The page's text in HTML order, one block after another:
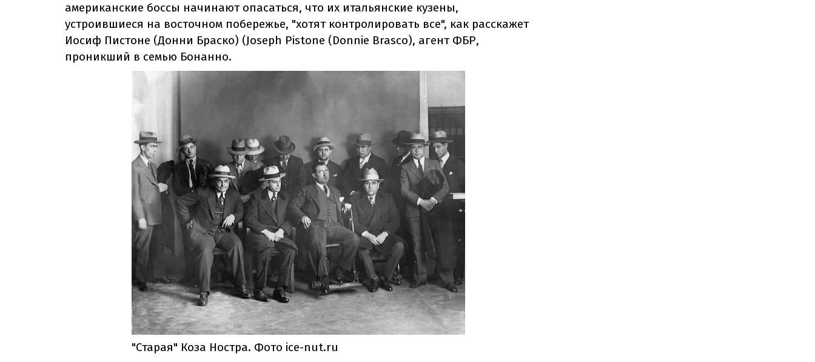
американские боссы начинают опасаться, что их итальянские кузены,
устроившиеся на восточном побережье, "хотят контролировать все", как расскажет
Иосиф Пистоне (Донни Браско) (Joseph Pistone (Donnie Brasco), агент ФБР,
проникший в семью Бонанно.
"Старая" Коза Ностра. Фото ice-nut.ru